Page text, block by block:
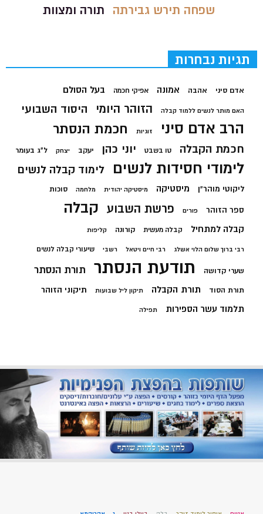
שפחה תירש גבירתה
תורה ומצוות
תגיות נבחרות
אדם סיני אהבה אמונה אפיקי חכמה בעל הסולם
האם מותר לנשים ללמוד קבלה הזוהר היומי היסוד השבועי
הרב אדם סיני זוגיות חכמת הנסתר
חכמת הקבלה טו בשבט יוני כהן יעקב יצחק ל"ג בעומר
לימודי חסידות לנשים לימוד קבלה לנשים
ליקוטי מוהר"ן מיסטיקה מיסטיקה יהודית מלחמה סוכות
ספר הזוהר פורים פרשת השבוע קבלה
קבלה למתחיל קבלה מעשית קורונה קליפות
רבי ברוך שלום הלוי אשלג רבי חיים ויטאל רשבי שיעורי קבלה לנשים
שערי קדושה תודעת הנסתר תורת הנסתר
תורת הסוד תורת הקבלה תיקון ליל שבועות תיקוני הזוהר
תלמוד עשר הספירות תפילה